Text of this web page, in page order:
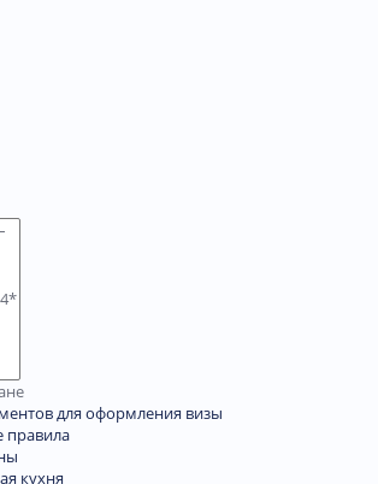
для оформления визы
кухня